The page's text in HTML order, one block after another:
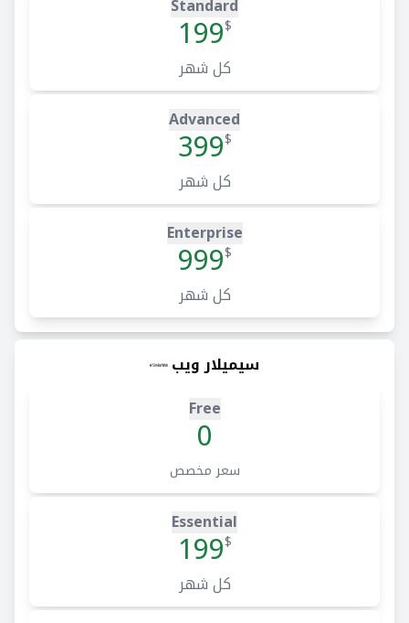
Standard
$
199
كل شهر
Advanced
$
399
كل شهر
Enterprise
$
999
كل شهر
سيميلار ويب
Free
0
سعر مخصص
Essential
$
199
كل شهر